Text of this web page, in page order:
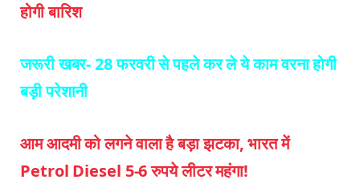
होगी बारिश
जरूरी खबर-28 फरवरी से पहले कर ले ये काम वरना होगी
बड़ी परेशानी
आम आदमी को लगने वाला है बड़ा झटका, भारत में
Petrol Diesel 5-6 रुपये लीटर महंगा!